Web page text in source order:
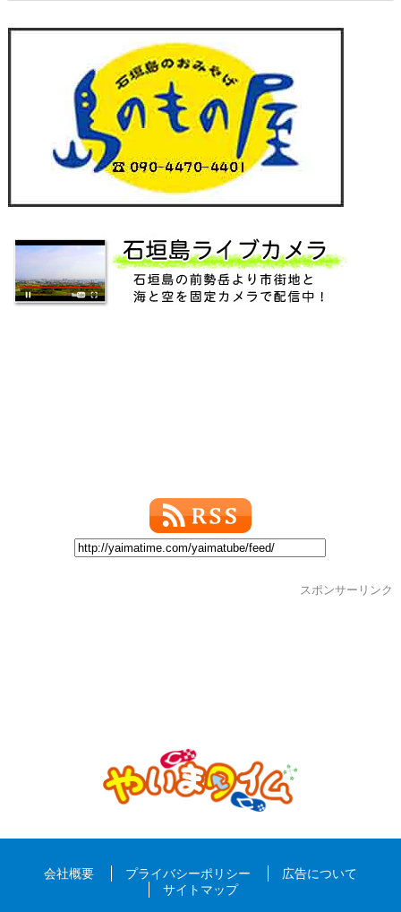
スポンサーリンク
会社概要 プライバシーポリシー
広告について
サイトマップ